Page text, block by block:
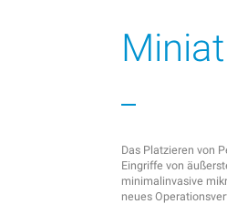
Das Platzieren von
Eingriffe von
minimalinvasive
neues